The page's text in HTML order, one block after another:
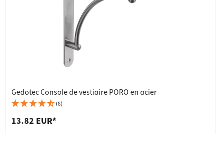
Gedotec Console de vestiaire PORO en acier
(8)
13.82 EUR*